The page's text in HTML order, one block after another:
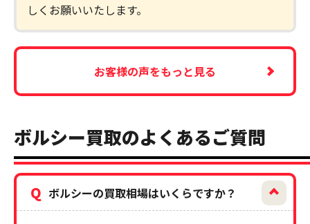
しくお願いいたします。
お客様の声をもっと見る
ボルシー買取のよくあるご質問
Q ボルシーの買取相場はいくらですか？